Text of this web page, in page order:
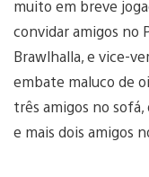
muito em breve
convidar amigos no
Brawlhalla, e vice-
embate maluco de
três amigos no
e mais dois amigos